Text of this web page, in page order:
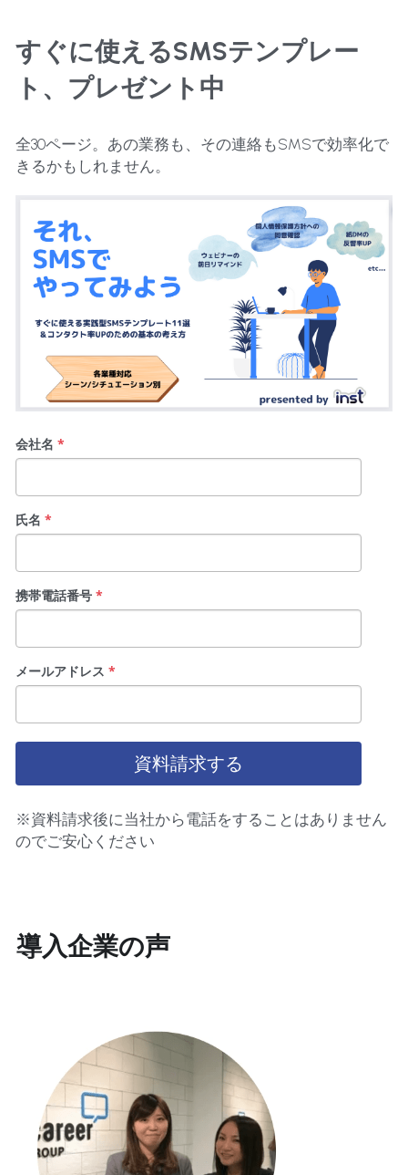
すぐに使えるSMSテンプレー
ト、プレゼント中
全30ページ。あの業務も、その連絡もSMSで効率化で
きるかもしれません。
会社名 *
氏名 *
携帯電話番号*
メールアドレス *
資料請求する
※資料請求後に当社から電話をすることはありません
のでご安心ください
導入企業の声